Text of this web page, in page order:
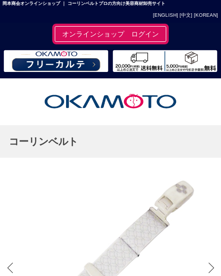
岡本商会オンラインショップ ｜ コーリンベルトプロの方向け美容商材卸売サイト
[ENGLISH] [中文] [KOREAN]
オンラインショップ ログイン
コーリンベルト